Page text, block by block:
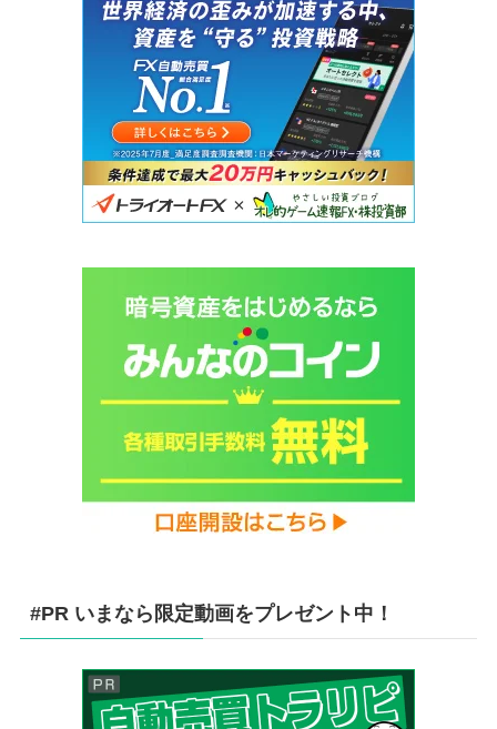
#PR いまなら限定動画をプレゼント中！